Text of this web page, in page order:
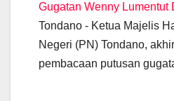
Gugatan Wenny Lumentut
Tondano - Ketua Majelis
Negeri (PN) Tondano,
pembacaan putusan